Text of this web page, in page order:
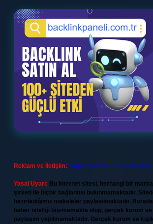
Reklam ve İletişim: Skype:
Yasal Uyarı: Bu internet sitesi, herhangi bir
şirketi ile hiçbir bağlantısı bulunmamaktadır.
hazırladığımız makaleler paylaşılmaktadır.
haber niteliği taşımamakta olup, gerçek kurum
paylaşım yapılmamaktadır. Gerçek kurum ve